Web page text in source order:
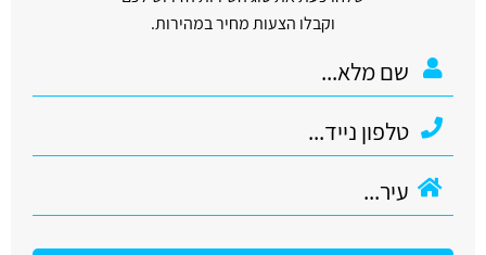
וקבלו הצעות מחיר במהירות.